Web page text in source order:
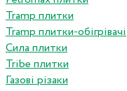
Tramp плитки
Tramp плитки-обігрівачі
Сила плитки
Tribe плитки
Газові різаки